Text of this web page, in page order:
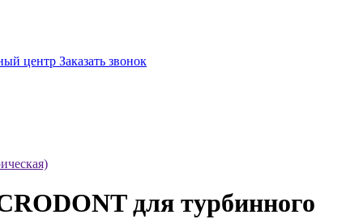
центр Заказать звонок
для турбинного